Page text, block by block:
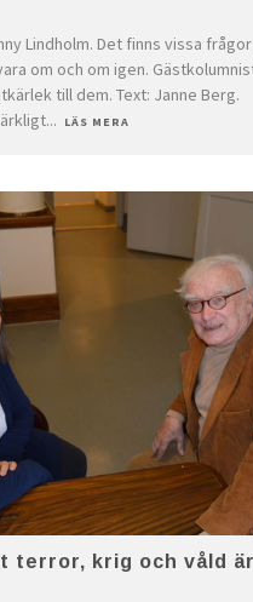
Lindholm. Det finns vissa
om och om igen.
till dem. Text: Janne Berg.
... LÄS MERA
terror, krig och våld